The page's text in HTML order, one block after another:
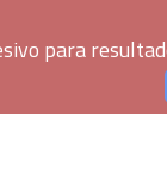
para